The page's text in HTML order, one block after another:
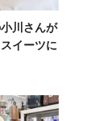
小川さんが
イーツに